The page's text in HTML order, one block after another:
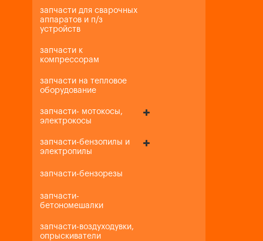
запчасти для сварочных
аппаратов и п/з
устройств
запчасти к
компрессорам
запчасти на тепловое
оборудование
запчасти- мотокосы,
электрокосы
запчасти-бензопилы и
электропилы
запчасти-бензорезы
запчасти-
бетономешалки
запчасти-воздуходувки,
опрыскиватели